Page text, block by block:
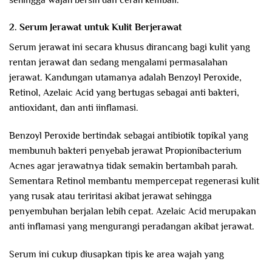
2. Serum Jerawat untuk Kulit Berjerawat
Serum jerawat ini secara khusus dirancang bagi kulit yang
rentan jerawat dan sedang mengalami permasalahan
jerawat. Kandungan utamanya adalah Benzoyl Peroxide,
Retinol, Azelaic Acid yang bertugas sebagai anti bakteri,
antioxidant, dan anti iinflamasi.
Benzoyl Peroxide bertindak sebagai antibiotik topikal yang
membunuh bakteri penyebab jerawat Propionibacterium
Acnes agar jerawatnya tidak semakin bertambah parah.
Sementara Retinol membantu mempercepat regenerasi kulit
yang rusak atau teriritasi akibat jerawat sehingga
penyembuhan berjalan lebih cepat. Azelaic Acid merupakan
anti inflamasi yang mengurangi peradangan akibat jerawat.
Serum ini cukup diusapkan tipis ke area wajah yang